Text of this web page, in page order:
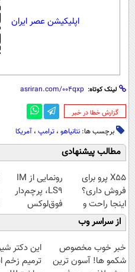
اپلیکیشن عصر ایران
لینک کوتاه:
‌گزارش خطا در خبر
برچسب ها: نتانیاهو ، ترامپ ، آمریکا
مطالب پیشنهادی
X55 پرو برای
فروش داری؟
اینجا راحت و
سریع بفروشش
رونمایی از IM
LS9، پرچم‌دار
فوق‌لوکس
EREV وارد بازار
ایران شد
از سراسر وب
خبر خوب مخصوص
شکمو ها! آسون ترین
این دکتر
ترمیم زخم